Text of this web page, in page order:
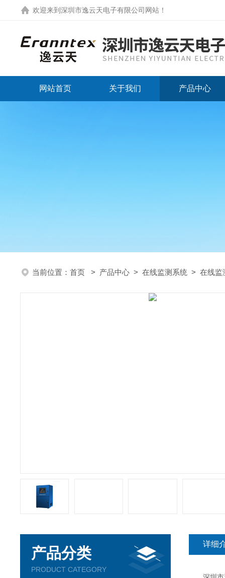
欢迎来到 深圳市逸云天电子有限公司网站 ！
网站首页 关于我们 产品中心
当前位置： 首页 > 产品中心 > 在线监测系统 > 在线监
产品分类
PRODUCT CATEGORY
详细